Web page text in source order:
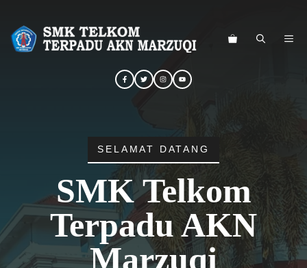
SELAMAT DATANG
SMK Telkom
Terpadu AKN
Marzuqi